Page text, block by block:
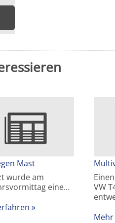
Mast
wurde am
eine…
VW